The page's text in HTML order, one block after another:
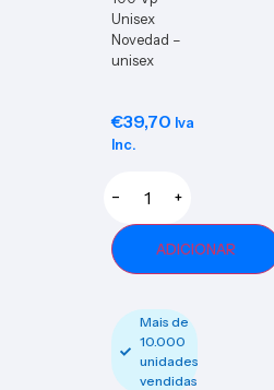
Unisex
Novedad –
unisex
€39,70 Iva
Inc.
− +
ADICIONAR
Mais de
10.000
unidades
vendidas